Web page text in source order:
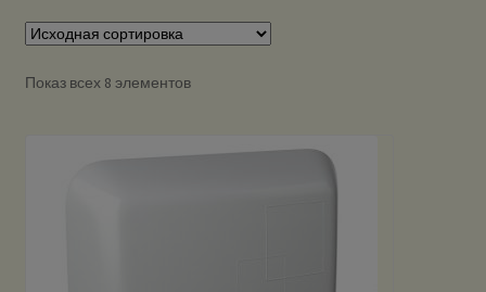
Показ всех 8 элементов